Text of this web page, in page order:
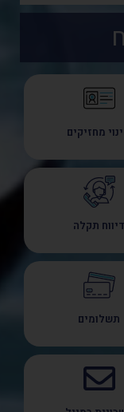
מחזיקים
דיווח תקלה
תשלומים